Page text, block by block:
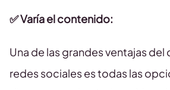
✅ Varía el contenido:
Una de las grandes ventajas
redes sociales es todas las